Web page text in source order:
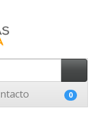
0